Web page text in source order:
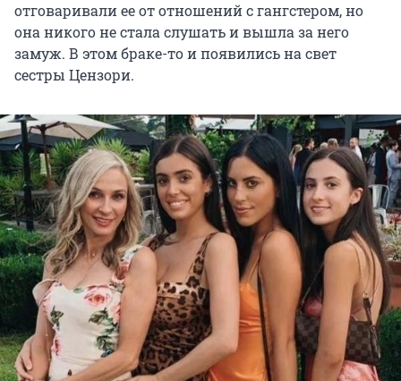
отговаривали ее от отношений с гангстером, но
она никого не стала слушать и вышла за него
замуж. В этом браке-то и появились на свет
сестры Цензори.